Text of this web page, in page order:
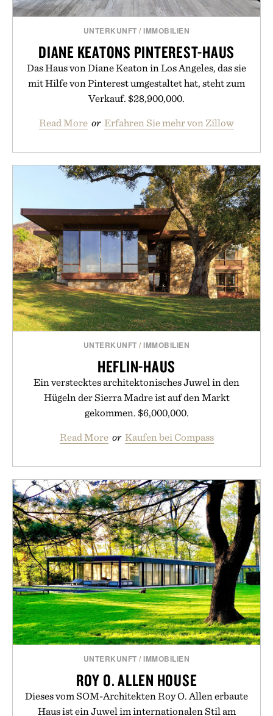
UNTERKUNFT /IMMOBILIEN
DIANE KEATONS PINTEREST-HAUS
Das Haus von Diane Keaton in Los Angeles, das sie
mit Hilfe von Pinterest umgestaltet hat, steht zum
Verkauf. $28,900,000.
Read More or Erfahren Sie mehr von Zillow
UNTERKUNFT /IMMOBILIEN
HEFLIN-HAUS
Ein verstecktes architektonisches Juwel in den
Hügeln der Sierra Madre ist auf den Markt
gekommen. $6,000,000.
Read More or Kaufen bei Compass
UNTERKUNFT /IMMOBILIEN
ROY O. ALLEN HOUSE
Dieses vom SOM-Architekten Roy O. Allen erbaute
Haus ist ein Juwel im internationalen Stil am